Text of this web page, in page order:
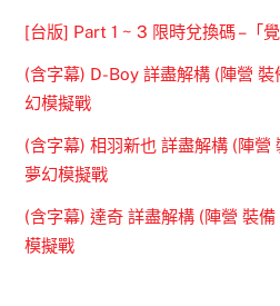
[台版] Part 1 ~ 3 限時兌換碼 –「覺
(含字幕) D-Boy 詳盡解構 (陣營
幻模擬戰
(含字幕) 相羽新也 詳盡解構 (陣營
夢幻模擬戰
(含字幕) 達奇 詳盡解構 (陣營 裝
模擬戰